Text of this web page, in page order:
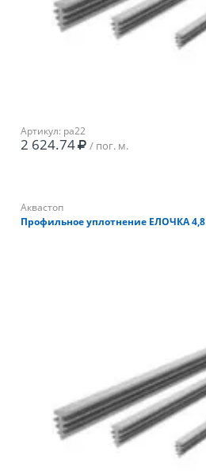
Артикул: pa22
2 624.74 / пог. м.
Аквастоп
Профильное уплотнение ЕЛОЧКА 4,8